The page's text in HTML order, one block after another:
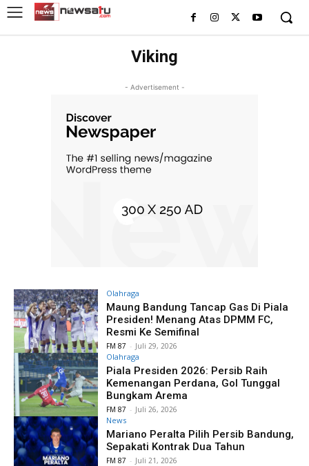
Viking
- Advertisement -
Olahraga
Maung Bandung Tancap Gas Di Piala
Presiden! Menang Atas DPMM FC,
Resmi Ke Semifinal
FM 87 - Juli 29, 2026
Olahraga
Piala Presiden 2026: Persib Raih
Kemenangan Perdana, Gol Tunggal
Bungkam Arema
FM 87 - Juli 26, 2026
News
Mariano Peralta Pilih Persib Bandung,
Sepakati Kontrak Dua Tahun
FM 87 - Juli 21, 2026